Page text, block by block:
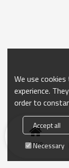
Inicio
We use
experience.
order to
Accept all
Necessary